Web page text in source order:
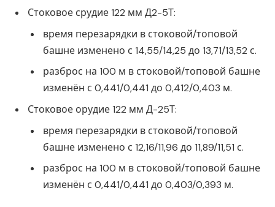
Стоковое срудие 122 мм Д2-5Т:
время перезарядки в стоковой/топовой
башне изменено с 14,55/14,25 до 13,71/13,52 с.
разброс на 100 м в стоковой/топовой башне
изменён с 0,441/0,441 до 0,412/0,403 м.
Стоковое орудие 122 мм Д-25Т:
время перезарядки в стоковой/топовой
башне изменено с 12,16/11,96 до 11,89/11,51 с.
разброс на 100 м в стоковой/топовой башне
изменён с 0,441/0,441 до 0,403/0,393 м.